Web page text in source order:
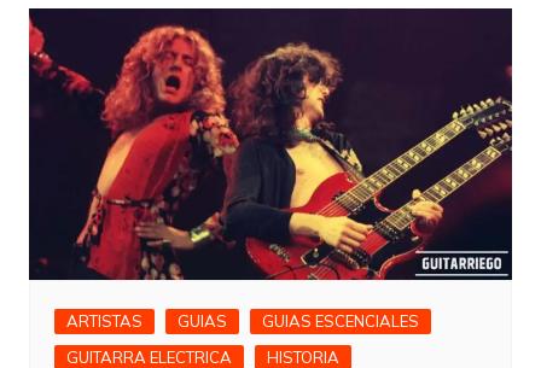
ARTISTAS GUIAS
GUIAS ESCENCIALES
GUITARRA ELECTRICA
HISTORIA